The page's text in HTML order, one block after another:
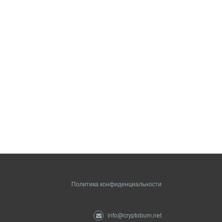
Политика конфиденциальности
info@cryptobum.net